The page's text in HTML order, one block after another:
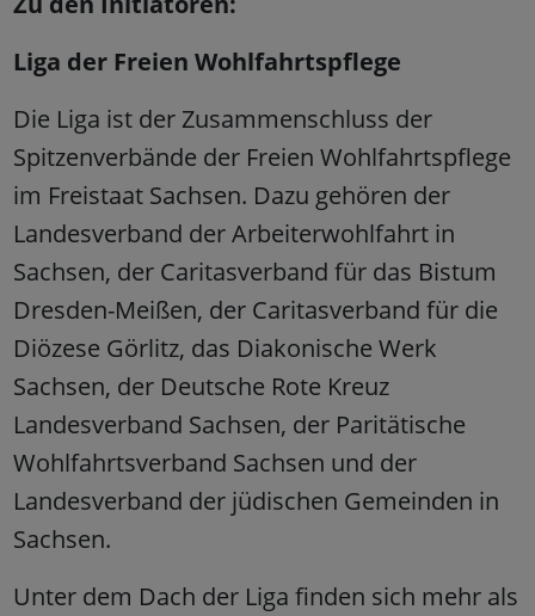
Liga der Freien Wohlfahrtspflege
Die Liga ist der Zusammenschluss der
Spitzenverbände der Freien Wohlfahrtspflege
im Freistaat Sachsen. Dazu gehören der
Landesverband der Arbeiterwohlfahrt in
Sachsen, der Caritasverband für das Bistum
Dresden-Meißen, der Caritasverband für die
Diözese Görlitz, das Diakonische Werk
Sachsen, der Deutsche Rote Kreuz
Landesverband Sachsen, der Paritätische
Wohlfahrtsverband Sachsen und der
Landesverband der jüdischen Gemeinden in
Sachsen.
Unter dem Dach der Liga finden sich mehr als